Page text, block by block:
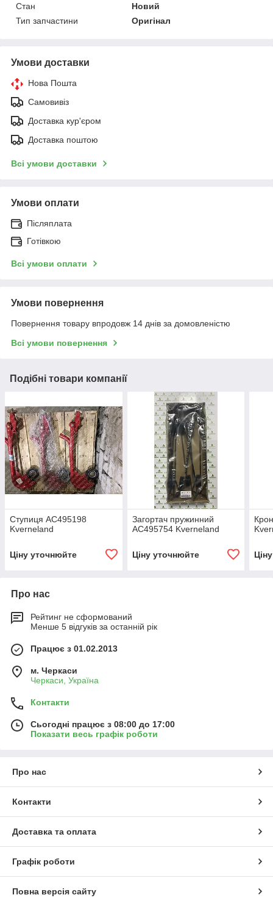
Стан
Новий
Тип запчастини
Оригінал
Умови доставки
Нова Пошта
Самовивіз
Доставка кур'єром
Доставка поштою
Всі умови доставки
Умови оплати
Післяплата
Готівкою
Всі умови оплати
Умови повернення
Повернення товару впродовж 14 днів за домовленістю
Всі умови повернення
Подібні товари компанії
Ступиця AC495198
Kverneland
Ціну уточнюйте
Загортач пружинний
AC495754 Kverneland
Ціну уточнюйте
Про нас
Рейтинг не сформований
Менше 5 відгуків за останній рік
Працює з 01.02.2013
м. Черкаси
Черкаси, Україна
Контакти
Сьогодні працює з 08:00 до 17:00
Показати весь графік роботи
Про нас
Контакти
Доставка та оплата
Графік роботи
Повна версія сайту